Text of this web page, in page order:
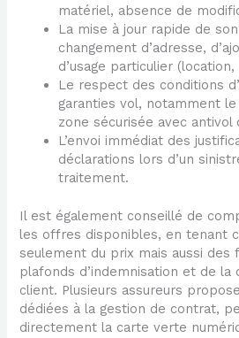
matériel, absence de
La mise à jour rapide de
changement d’adresse,
d’usage particulier
Le respect des conditions
garanties vol, notamment
zone sécurisée avec antivol
L’envoi immédiat des
déclarations lors d’un
traitement.
Il est également conseillé de
les offres disponibles, en tenant
seulement du prix mais aussi des
plafonds d’indemnisation et de la
client. Plusieurs assureurs
dédiées à la gestion de contrat,
directement la carte verte